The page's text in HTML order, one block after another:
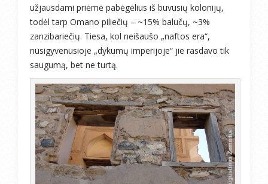
užjausdami priėmė pabėgėlius iš buvusių kolonijų,
todėl tarp Omano piliečių – ~15% balučų, ~3%
zanzibariečių. Tiesa, kol neišaušo „naftos era“,
nusigyvenusioje „dykumų imperijoje“ jie rasdavo tik
saugumą, bet ne turtą.